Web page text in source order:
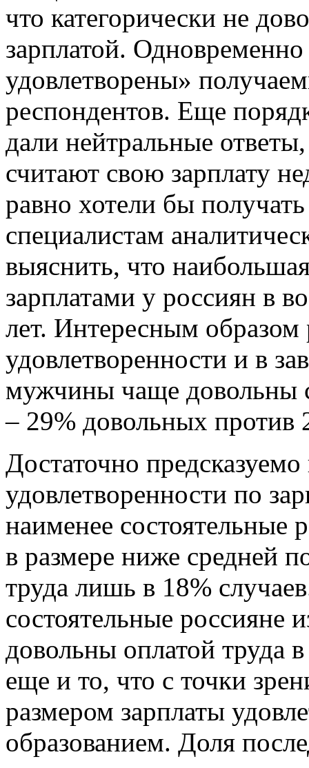
что категорически не
зарплатой.
удовлетворены»
респондентов. Еще
дали нейтральные
считают свою зарплату
равно хотели бы
специалистам
выяснить, что
зарплатами у россиян в
лет. Интересным образом
удовлетворенности и в
мужчины чаще довольны
– 29% довольных против
Достаточно предсказуемо
удовлетворенности по
наименее состоятельные
в размере ниже средней
труда лишь в 18%
состоятельные россияне
довольны оплатой труда
еще и то, что с точки
размером зарплаты
образованием. Доля